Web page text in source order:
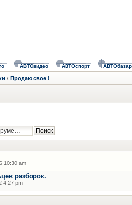
АВТОвидео АВТОспорт АВТОбазар
‹ Продаю свое !
10:30 am
разборок.
4:27 pm